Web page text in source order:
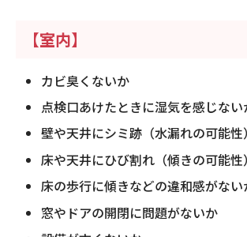
【室内】
カビ臭くないか
点検口あけたときに湿気を感じない
壁や天井にシミ跡（水漏れの可能
床や天井にひび割れ（傾きの可能
床の歩行に傾きなどの違和感がない
窓やドアの開閉に問題がないか